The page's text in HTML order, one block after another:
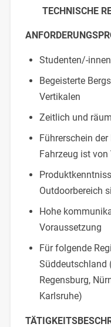
TECHNISCHE
Studenten/-
Begeisterte
Vertikalen
Zeitlich und
Führerschein
Fahrzeug ist von
Outdoorbereich
Hohe
Voraussetzung
Für folgende
Süddeutschland
Regensburg,
Karlsruhe)